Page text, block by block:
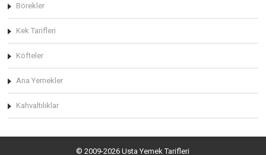
Börekler
Kek Tarifleri
Köfteler
Ana Yemekler
Kahvaltılıklar
© 2009-2026 Usta Yemek Tarifleri